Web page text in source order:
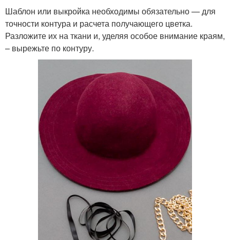
Шаблон или выкройка необходимы обязательно — для
точности контура и расчета получающего цветка.
Разложите их на ткани и, уделяя особое внимание краям,
– вырежьте по контуру.